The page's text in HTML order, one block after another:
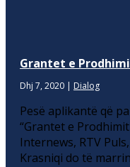
Grantet e
Dhj 7, 2020 | Dialog
Pesë aplikantë që
“Grantet e
Internews, RTV
Krasniqi do të